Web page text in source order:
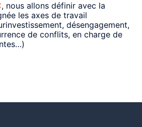
, nous allons définir avec la
les axes de travail
désengagement,
de conflits, en charge de